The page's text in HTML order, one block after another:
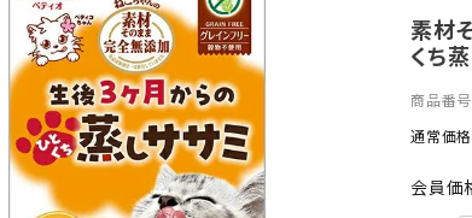
け用品 替え・交換パーツ
元気草
中にオススメ まとめ買いでオトク！！
素材
くち
商品番号
通常価格
会員価